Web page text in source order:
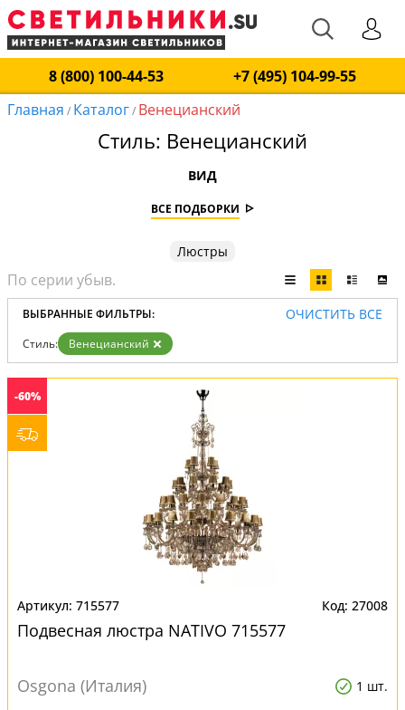
8 (800) 100-44-53
+7 (495) 104-99-55
Главная / Каталог/ Венецианский
Стиль: Венецианский
ВИД
ВСЕ ПОДБОРКИ
Люстры
ВЫБРАННЫЕ ФИЛЬТРЫ: ОЧИСТИТЬ ВСЕ
Стиль: Венецианский
-60%
715577 27008
Подвесная люстра NATIVO 715577
Osgona (Италия) 1 шт.